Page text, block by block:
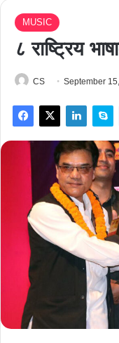
MUSIC
८ राष्ट्रिय
CS September